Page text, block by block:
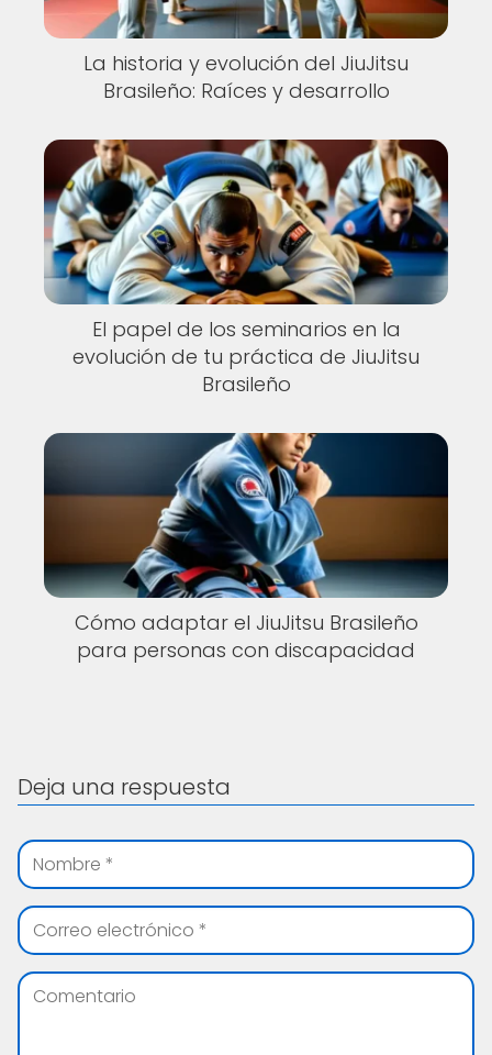
La historia y evolución del JiuJitsu
Brasileño: Raíces y desarrollo
El papel de los seminarios en la
evolución de tu práctica de JiuJitsu
Brasileño
Cómo adaptar el JiuJitsu Brasileño
para personas con discapacidad
Deja una respuesta